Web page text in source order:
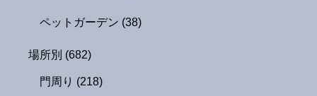
ペットガーデン (38)
場所別 (682)
門周り (218)